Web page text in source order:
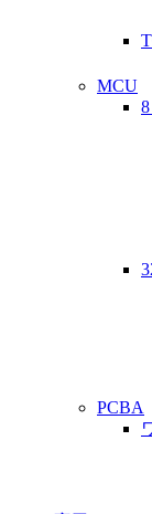
MCU
PCBA